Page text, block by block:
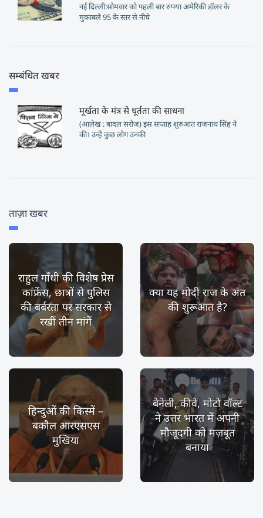
नई दिल्ली:सोमवार को पहली बार रुपया अमेरिकी डॉलर के
मुकाबले 95 के स्तर से नीचे
सम्बंधित खबर
मूर्खता के मंत्र से धूर्तता की साधना
(आलेख : बादल सरोज) इस सप्ताह शुरुआत राजनाथ सिंह ने
की। उन्हें कुछ लोग उनकी
ताज़ा खबर
राहुल गाँधी की विशेष प्रेस
कांफ्रेंस, छात्रों से पुलिस
की बर्बरता पर सरकार से
रखीं तीन मांगें
क्या यह मोदी राज के अंत
की शुरूआत है?
हिन्दुओं की किस्में –
बकौल आरएसएस
मुखिया
बेनेली, कीवे, मोटो वॉल्ट
ने उत्तर भारत में अपनी
मौजूदगी को मज़बूत
बनाया